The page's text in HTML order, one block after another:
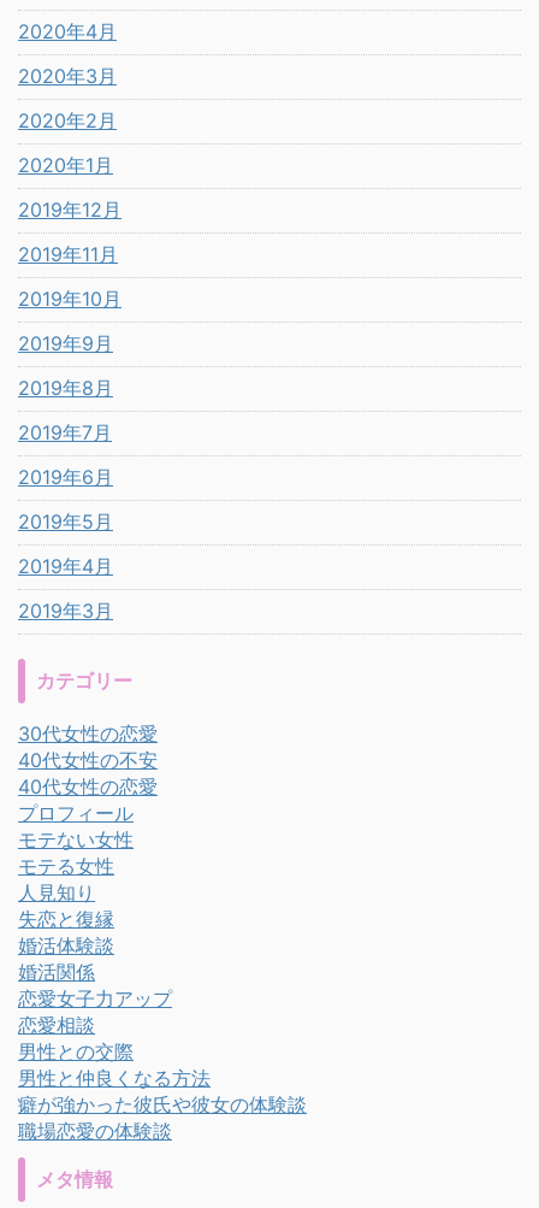
2020年4月
2020年3月
2020年2月
2020年1月
2019年12月
2019年11月
2019年10月
2019年9月
2019年8月
2019年7月
2019年6月
2019年5月
2019年4月
2019年3月
カテゴリー
30代女性の恋愛
40代女性の不安
40代女性の恋愛
プロフィール
モテない女性
モテる女性
人見知り
失恋と復縁
婚活体験談
婚活関係
恋愛女子力アップ
恋愛相談
男性との交際
男性と仲良くなる方法
癖が強かった彼氏や彼女の体験談
職場恋愛の体験談
メタ情報